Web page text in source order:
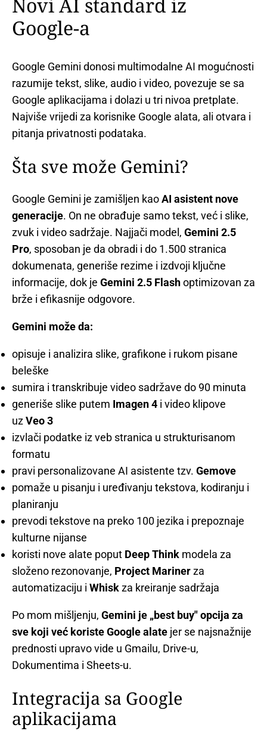
Google-a
Google Gemini donosi multimodalne AI mogućnosti
razumije tekst, slike, audio i video, povezuje se sa
Google aplikacijama i dolazi u tri nivoa pretplate.
Najviše vrijedi za korisnike Google alata, ali otvara i
pitanja privatnosti podataka.
Šta sve može Gemini?
Google Gemini je zamišljen kaoAI asistent nove
generacije. On ne obrađuje samo tekst, već i slike,
zvuk i video sadržaje. Najjači model, Gemini 2.5
Pro, sposoban je da obradi i do 1.500 stranica
dokumenata, generiše rezime i izdvoji ključne
informacije, dok je Gemini 2.5 Flashoptimizovan za
brže i efikasnije odgovore.
Gemini može da:
opisuje i analizira slike, grafikone i rukom pisane
beleške
sumira i transkribuje video sadržave do 90 minuta
generiše slike putem Imagen 4 i video klipove
uzVeo 3
izvlači podatke iz veb stranica u strukturisanom
formatu
pravi personalizovane AI asistente tzv. Gemove
pomaže u pisanju i uređivanju tekstova, kodiranju i
planiranju
prevodi tekstove na preko 100 jezika i prepoznaje
kulturne nijanse
koristi nove alate poput Deep Think modela za
složeno rezonovanje, Project Marinerza
automatizaciju i Whiskza kreiranje sadržaja
Po mom mišljenju, Gemini je „best buy" opcija za
sve koji već koriste Google alate jer se najsnažnije
prednosti upravo vide u Gmailu, Drive-u,
Dokumentima i Sheets-u.
Integracija sa Google
aplikacijama